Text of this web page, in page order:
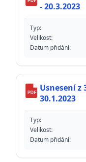
- 20.3.2023
Typ:
Velikost:
Datum přidání:
PDF
Usnesení z
30.1.2023
Typ:
Velikost:
Datum přidání: